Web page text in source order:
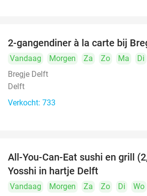
2-gangendiner à la carte bij
Vandaag Morgen Za Zo Ma Di
Bregje Delft
Delft
Verkocht: 733
All-You-Can-Eat sushi en grill
Yosshi in hartje Delft
Vandaag Morgen Za Zo Di
Wo